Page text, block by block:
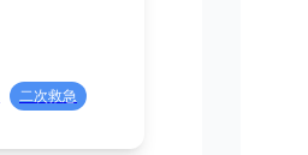
二次救急